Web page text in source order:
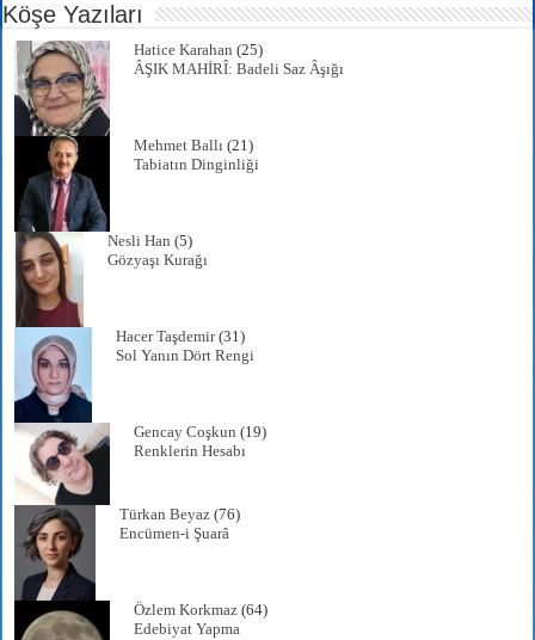
Köşe Yazıları
Hatice Karahan (25)
ÂŞIK MAHİRÎ: Badeli Saz Âşığı
Mehmet Ballı (21)
Tabiatın Dinginliği
Nesli Han (5)
Gözyaşı Kurağı
Hacer Taşdemir(31)
Sol Yanın Dört Rengi
Gencay Coşkun (19)
Renklerin Hesabı
Türkan Beyaz (76)
Encümen-i Şuarâ
Özlem Korkmaz (64)
Edebiyat Yapma